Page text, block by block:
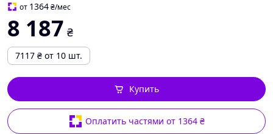
от 1364₴/мес
8 187 ₴
7117 ₴ от 10 шт.
Оплатить частями от 1364 ₴
Купить